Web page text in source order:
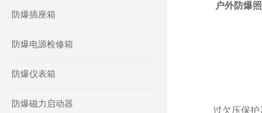
防爆插座箱
防爆电源检修箱
防爆仪表箱
防爆磁力启动器
户外防爆
过欠压保护器